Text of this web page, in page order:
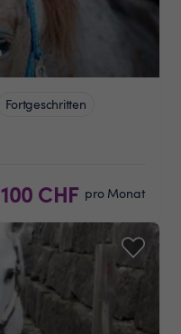
Fortgeschritten
100 CHF pro Monat